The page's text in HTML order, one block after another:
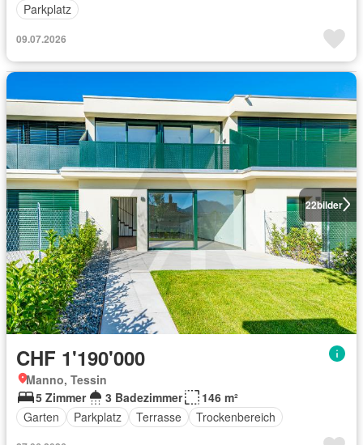
Parkplatz
09.07.2026
22bilder
CHF 1'190'000
Manno, Tessin
5 Zimmer
3 Badezimmer
146 m²
Garten
Parkplatz Terrasse Trockenbereich